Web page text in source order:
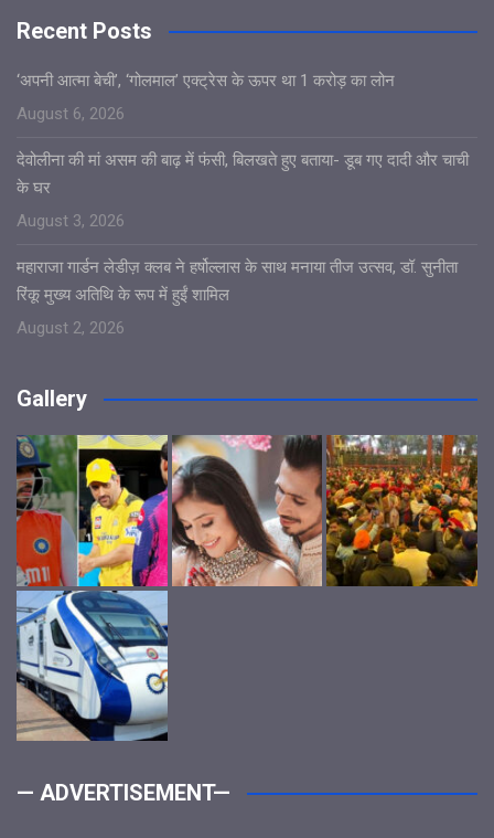
Recent Posts
‘अपनी आत्मा बेची’, ‘गोलमाल’ एक्ट्रेस के ऊपर था 1 करोड़ का लोन
August 6, 2026
देवोलीना की मां असम की बाढ़ में फंसी, बिलखते हुए बताया- डूब गए दादी और चाची
के घर
August 3, 2026
महाराजा गार्डन लेडीज़ क्लब ने हर्षोल्लास के साथ मनाया तीज उत्सव, डॉ. सुनीता
रिंकू मुख्य अतिथि के रूप में हुईं शामिल
August 2, 2026
Gallery
— ADVERTISEMENT—